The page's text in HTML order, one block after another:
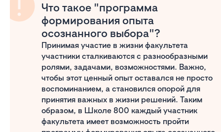
Что такое "программа
формирования опыта
осознанного выбора"?
Принимая участие в жизни факультета
участники сталкиваются с разнообразными
ролями, задачами, возможностями. Важно,
чтобы этот ценный опыт оставался не просто
воспоминанием, а становился опорой для
принятия важных в жизни решений. Таким
образом, в Школе 800 каждый участник
факультета имеет возможность пройти